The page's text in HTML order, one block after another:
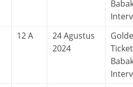
12 A
24 Agustus
2024
Ticket